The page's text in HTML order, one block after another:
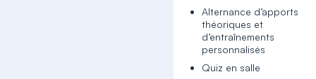
Alternance d’apports
théoriques et
d’entraînements
personnalisés
Quiz en salle